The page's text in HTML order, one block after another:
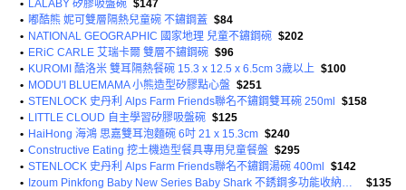
• LALABY 矽膠吸盤碗 $147
• 嘟酷熊 妮可雙層隔熱兒童碗 不鏽鋼蓋 $84
• NATIONAL GEOGRAPHIC 國家地理 兒童不鏽鋼碗 $202
• ERiC CARLE 艾瑞卡爾 雙層不鏽鋼碗 $96
• KUROMI 酷洛米 雙耳隔熱餐碗 15.3 x 12.5 x 6.5cm 3歲以上 $100
• MODU'I BLUEMAMA 小熊造型矽膠點心盤 $251
• STENLOCK 史丹利 Alps Farm Friends聯名不鏽鋼雙耳碗 250ml
$158
• LITTLE CLOUD 自主學習矽膠吸盤碗 $125
• HaiHong 海鴻 思嘉雙耳泡麵碗 6吋 21 x 15.3cm $240
• Constructive Eating 挖土機造型餐具專用兒童餐盤 $295
• STENLOCK 史丹利 Alps Farm Friends聯名不鏽鋼湯碗 400ml
$142
•
Izoum Pinkfong Baby New Series Baby Shark 不銹鋼多功能收納容器 370ml
$135